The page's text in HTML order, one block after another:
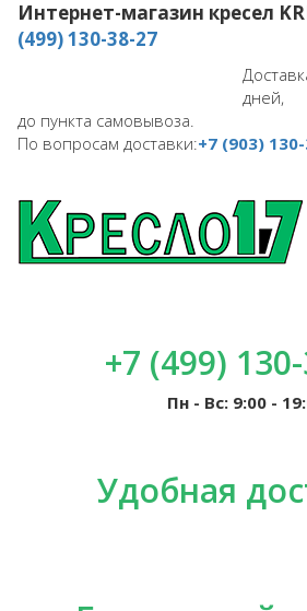
Интернет-магазин кресел
(499) 130-38-27
дней,
до пункта самовывоза.
По вопросам доставки:+7 (903)
+7 (499)
Пн - Вс: 9:00 -
Удобная